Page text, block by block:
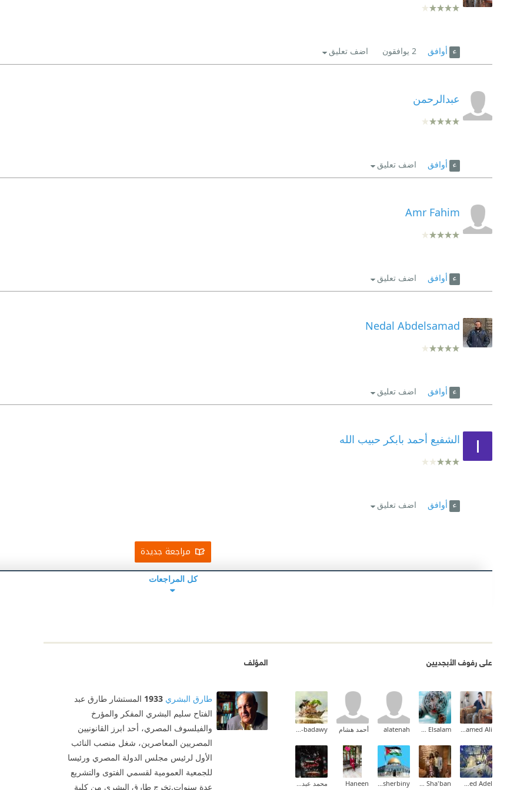
أوافق 2 يوافقون اضف تعليق
عبدالرحمن
أوافق اضف تعليق
Amr Fahim
أوافق اضف تعليق
Nedal Abdelsamad
أوافق اضف تعليق
الشفيع أحمد بابكر حبيب الله
أوافق اضف تعليق
مراجعة جديدة
كل المراجعات
على رفوف الأبجديين
Mohamed Ali
Ehab Mohammed Abd Elsalam
alatenah أحمد هشام Ahmad Sedky EL-badawy
Mohamed Adel
Hesham Sha'ban
Shady Elsherbiny
Haneen محمد عبد المنعم
المؤلف
طارق البشري 1933 المستشار طارق عبد
الفتاح سليم البشري المفكر والمؤرخ
والفيلسوف المصري، أحد ابرز القانونيين
المصريين المعاصرين، شغل منصب النائب
الأول لرئيس مجلس الدولة المصري ورئيسا
للجمعية العمومية لقسمي الفتوى والتشريع
عدة سنوات,تخرج طارق البشري من كلية